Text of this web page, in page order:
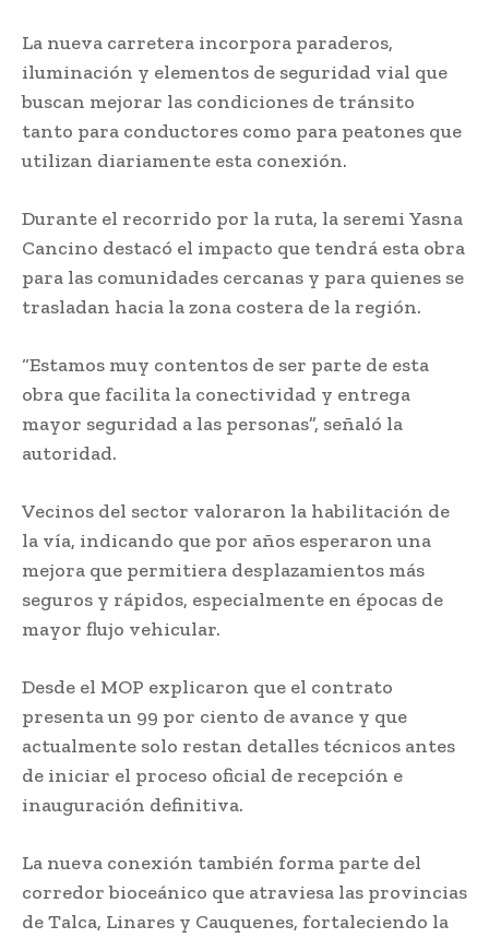
La nueva carretera incorpora paraderos,
iluminación y elementos de seguridad vial que
buscan mejorar las condiciones de tránsito
tanto para conductores como para peatones que
utilizan diariamente esta conexión.
Durante el recorrido por la ruta, la seremi Yasna
Cancino destacó el impacto que tendrá esta obra
para las comunidades cercanas y para quienes se
trasladan hacia la zona costera de la región.
“Estamos muy contentos de ser parte de esta
obra que facilita la conectividad y entrega
mayor seguridad a las personas”, señaló la
autoridad.
Vecinos del sector valoraron la habilitación de
la vía, indicando que por años esperaron una
mejora que permitiera desplazamientos más
seguros y rápidos, especialmente en épocas de
mayor flujo vehicular.
Desde el MOP explicaron que el contrato
presenta un 99 por ciento de avance y que
actualmente solo restan detalles técnicos antes
de iniciar el proceso oficial de recepción e
inauguración definitiva.
La nueva conexión también forma parte del
corredor bioceánico que atraviesa las provincias
de Talca, Linares y Cauquenes, fortaleciendo la